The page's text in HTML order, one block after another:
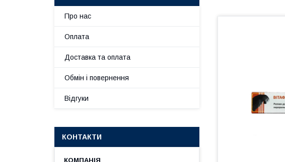
Про нас
Оплата
Доставка та оплата
Обмін і повернення
Відгуки
КОНТАКТИ